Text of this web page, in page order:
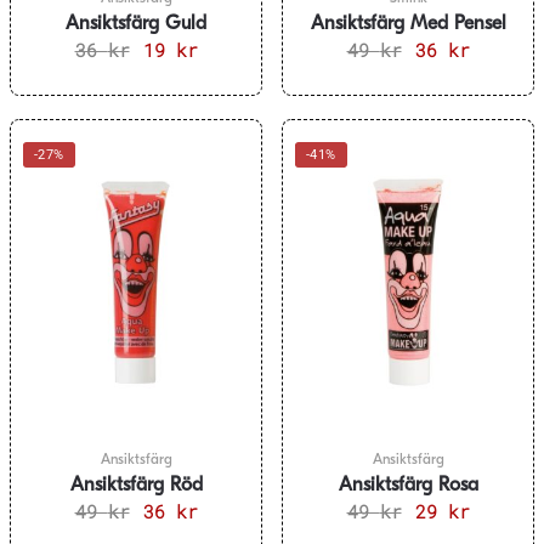
Ansiktsfärg Guld
36kr
Det
priset
19 krDet
nuvarande
priset
Ansiktsfärg Med Pensel
Svart
49kr
Det
priset
36 krDet
priset
-27%
Ansiktsfärg
Ansiktsfärg Röd
49kr
Det
36 krDet
nuvarande
-41%
Ansiktsfärg
Ansiktsfärg Rosa
49kr
Det
29 krDet